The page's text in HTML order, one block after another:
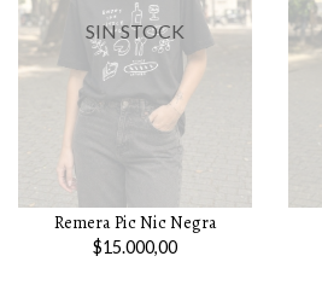
SIN STOCK
Remera Pic Nic Negra
$15.000,00